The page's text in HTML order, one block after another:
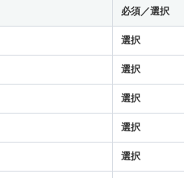
必須／選択
選択
選択
選択
選択
選択